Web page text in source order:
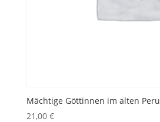
Mächtige Göttinnen im alten Peru
21,00 €